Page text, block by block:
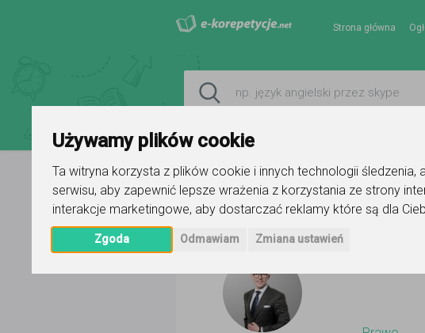
Używamy plików cookie
Ta witryna korzysta z plików cookie i innych technologii
serwisu, aby zapewnić lepsze wrażenia z korzystania ze strony
interakcje marketingowe, aby dostarczać reklamy które są dla
Zgoda Odmawiam Zmiana ustawień
Strona główna
Strona główna Bartłomiej Kozak Ogłoszenie